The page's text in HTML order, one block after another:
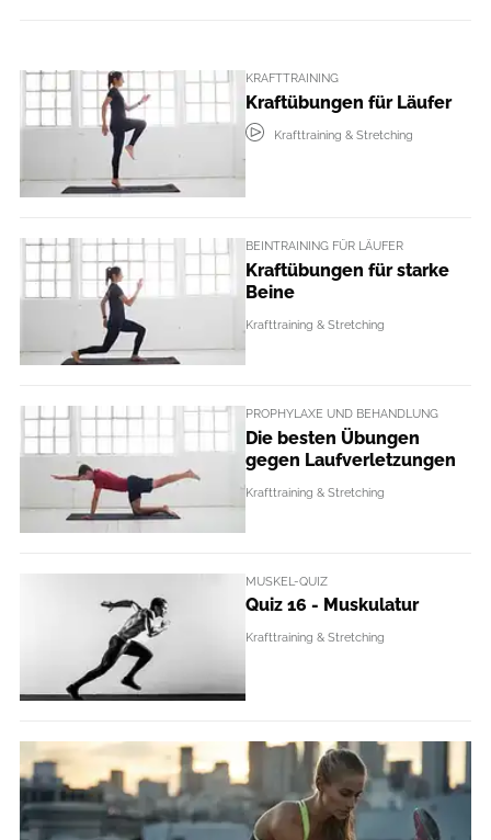
KRAFTTRAINING
Kraftübungen für Läufer
Krafttraining & Stretching
BEINTRAINING FÜR LÄUFER
Kraftübungen für starke
Beine
Krafttraining & Stretching
PROPHYLAXE UND BEHANDLUNG
Die besten Übungen
gegen Laufverletzungen
Krafttraining & Stretching
MUSKEL-QUIZ
Quiz 16 - Muskulatur
Krafttraining & Stretching